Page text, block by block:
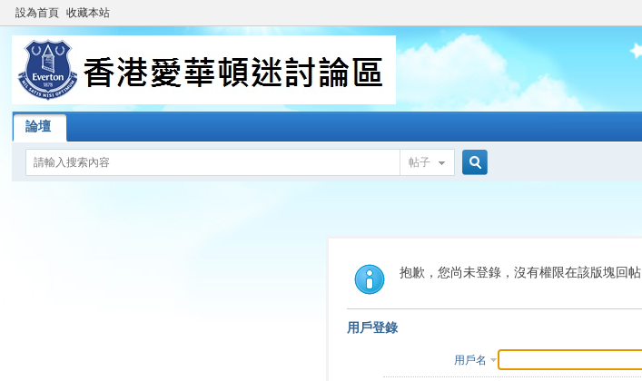
設為首頁 收藏本站
論壇
帖子
索
抱歉，您尚未登錄，沒有權限在該版塊回帖
用戶登錄
用戶名